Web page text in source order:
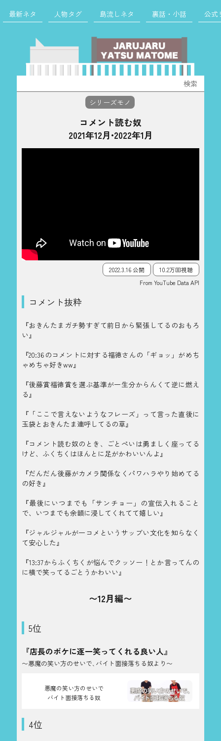
最新ネタ 人物タグ 島流しネタ 裏話・小話 公式
索:
シリーズモノ
コメント読む奴
2021年12月•2022年1月
2022.3.16 公開
10.2万回視聴
From YouTube Data API
コメント抜粋
『おきんたまガチ勢すぎて前日から緊張してるのおもろ
い』
『20:36のコメントに対する福徳さんの「ギョッ」がめち
ゃめちゃ好きww』
『後藤賞福徳賞を選ぶ基準が一生分からんくて逆に燃え
る』
『「ここで言えないようなフレーズ」って言った直後に
玉袋とおきんたま連呼してるの草』
『コメント読む奴のとき、ごとぺいは勇ましく座ってる
けど、ふくちくはほんとに足がかわいいんよ』
『だんだん後藤がカメラ関係なくパワハラやり始めてる
の好き』
『最後にいつまでも「サンチョー」の宣伝入れること
で、いつまでも余韻に浸してくれてて嬉しい』
『ジャルジャルが一コメというサッブい文化を知らなく
て安心した』
『13:37からふくちくが悩んでクッソー！とか言ってんの
に横で笑ってるごとうかわいい』
〜12月編〜
5位
『店長のボケに逐一笑ってくれる良い人』
〜悪魔の笑い方のせいで､バイト面接落ちる奴より〜
悪魔の笑い方のせいで
バイト面接落ちる奴
4位